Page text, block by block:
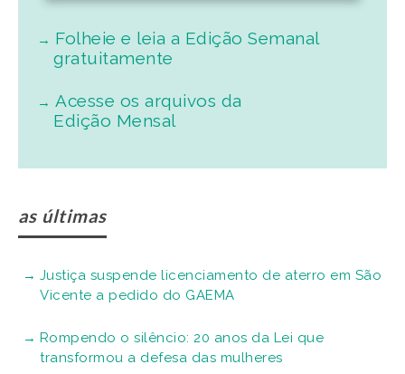
Folheie e leia a Edição Semanal
gratuitamente
Acesse os arquivos da
Edição Mensal
as últimas
Justiça suspende licenciamento de aterro em São
Vicente a pedido do GAEMA
Rompendo o silêncio: 20 anos da Lei que
transformou a defesa das mulheres